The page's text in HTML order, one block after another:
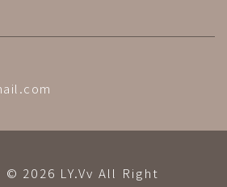
2026 LY.Vv All Right